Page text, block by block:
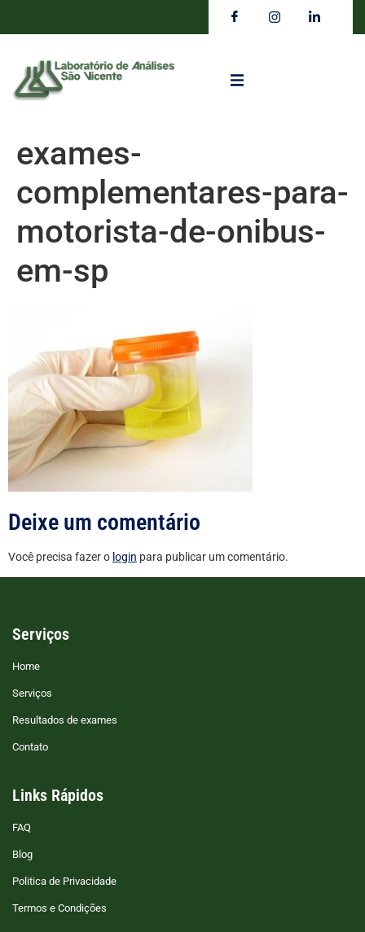
exames-
complementares-para-
motorista-de-onibus-
em-sp
Deixe um comentário
Você precisa fazer o login para publicar um comentário.
Serviços
Home
Serviços
Resultados de exames
Contato
Links Rápidos
FAQ
Blog
Politica de Privacidade
Termos e Condições